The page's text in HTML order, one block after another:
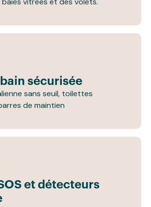
sécurisée
sans seuil, toilettes
de maintien
et détecteurs